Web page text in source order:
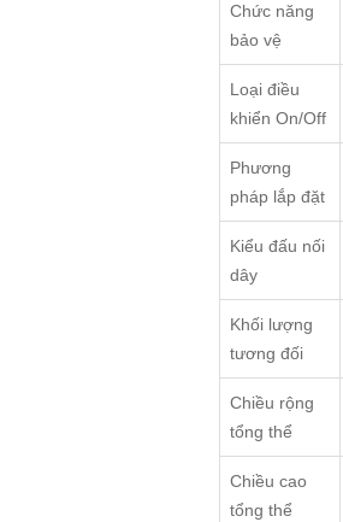
Chức năng
bảo vệ
Loại điều
khiển On/Off
Phương
pháp lắp đặt
Kiểu đấu nối
dây
Khối lượng
tương đối
Chiều rộng
tổng thể
Chiều cao
tổng thể